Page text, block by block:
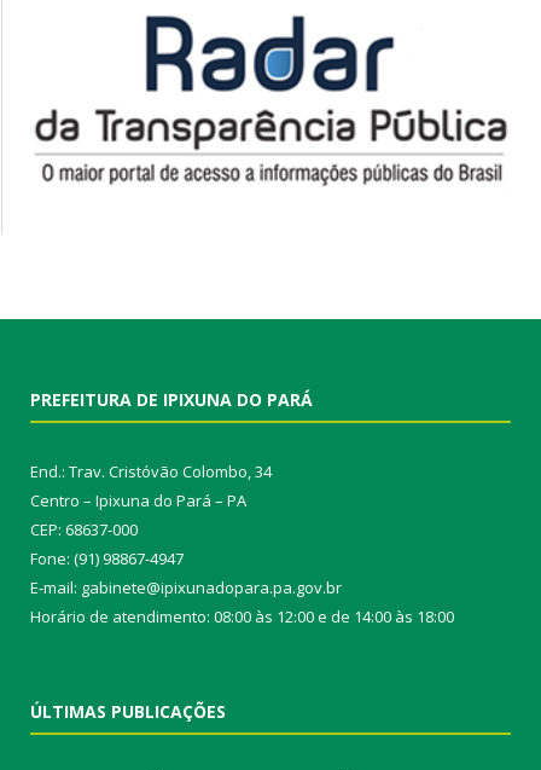
PREFEITURA DE IPIXUNA DO PARÁ
End.: Trav. Cristóvão Colombo, 34
Centro – Ipixuna do Pará – PA
CEP: 68637-000
Fone: (91) 98867-4947
E-mail: gabinete@ipixunadopara.pa.gov.br
Horário de atendimento: 08:00 às 12:00 e de 14:00 às 18:00
ÚLTIMAS PUBLICAÇÕES